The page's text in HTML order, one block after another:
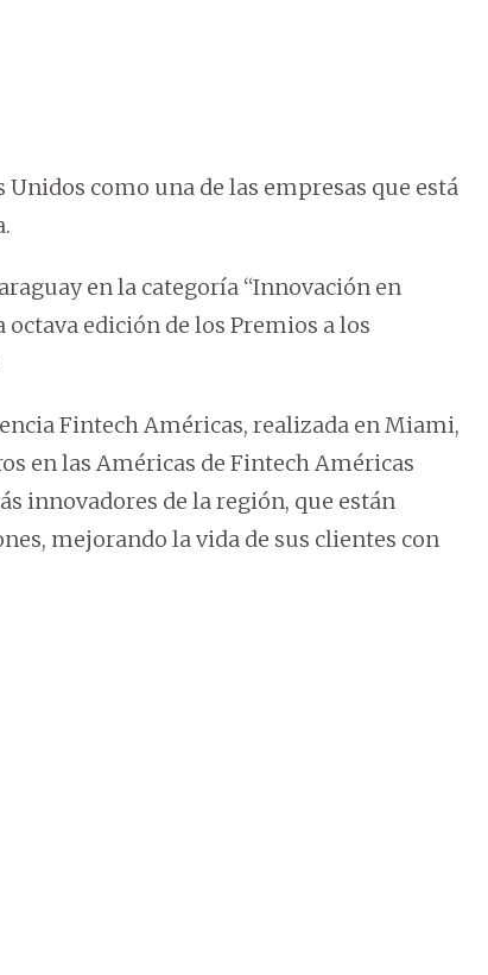
como una de las empresas que está
en la categoría “Innovación en
edición de los Premios a los
Fintech Américas, realizada en Miami,
en las Américas de Fintech Américas
innovadores de la región, que están
mejorando la vida de sus clientes con